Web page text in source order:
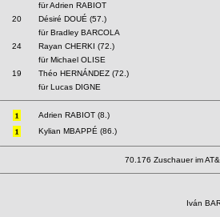
für Adrien RABIOT
20
Désiré DOUÉ (57.)
für Bradley BARCOLA
24
Rayan CHERKI (72.)
für Michael OLISE
19
Théo HERNÁNDEZ (72.)
für Lucas DIGNE
Adrien RABIOT (8.)
Kylian MBAPPÉ (86.)
70.176 Zuschauer im
Iván